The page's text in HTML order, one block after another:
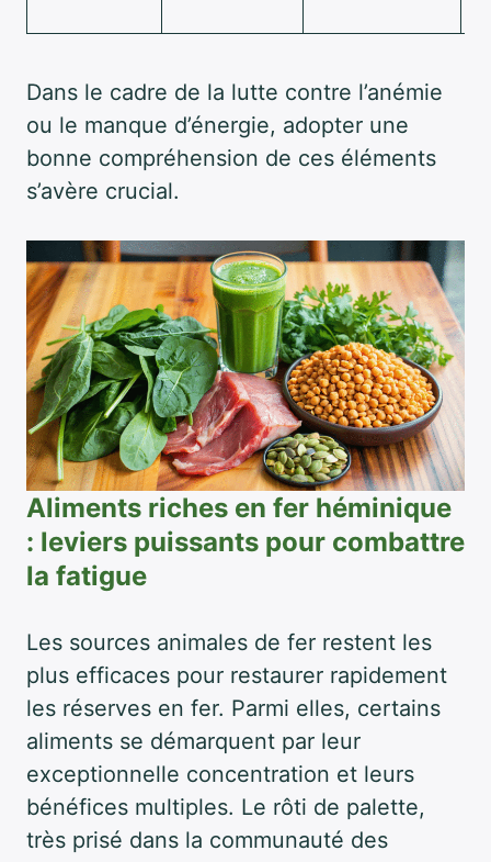
Dans le cadre de la lutte contre l’anémie
ou le manque d’énergie, adopter une
bonne compréhension de ces éléments
s’avère crucial.
Aliments riches en fer héminique
: leviers puissants pour combattre
la fatigue
Les sources animales de fer restent les
plus efficaces pour restaurer rapidement
les réserves en fer. Parmi elles, certains
aliments se démarquent par leur
exceptionnelle concentration et leurs
bénéfices multiples. Le rôti de palette,
très prisé dans la communauté des